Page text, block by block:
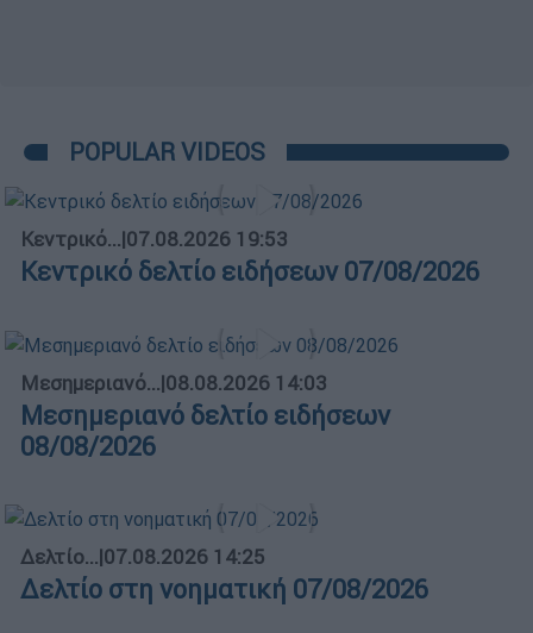
POPULAR VIDEOS
Κεντρικό...|07.08.2026 19:53
Κεντρικό δελτίο ειδήσεων 07/08/2026
Μεσημεριανό...|08.08.2026 14:03
Μεσημεριανό δελτίο ειδήσεων
08/08/2026
Δελτίο...|07.08.2026 14:25
Δελτίο στη νοηματική 07/08/2026